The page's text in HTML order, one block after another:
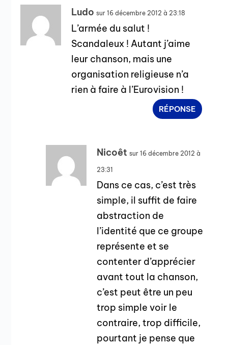
Ludo sur 16 décembre 2012 à 23:18
L’armée du salut !
Scandaleux ! Autant j’aime
leur chanson, mais une
organisation religieuse n’a
rien à faire à l’Eurovision !
RÉPONSE
Nicoêt sur 16 décembre 2012 à
23:31
Dans ce cas, c’est très
simple, il suffit de faire
abstraction de
l’identité que ce groupe
représente et se
contenter d’apprécier
avant tout la chanson,
c’est peut être un peu
trop simple voir le
contraire, trop difficile,
pourtant je pense que